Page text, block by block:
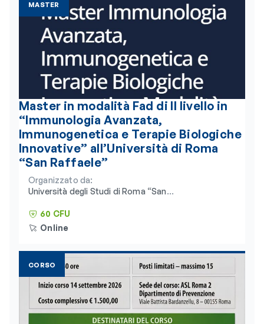
MASTER
Master in modalità Fad di II livello in
“Immunologia Avanzata,
Immunogenetica e Terapie Biologiche
Innovative” all’Università di Roma
“San Raffaele”
Organizzato da:
Università degli Studi di Roma “San
Humanitas
60 CFU
Online
CORSO